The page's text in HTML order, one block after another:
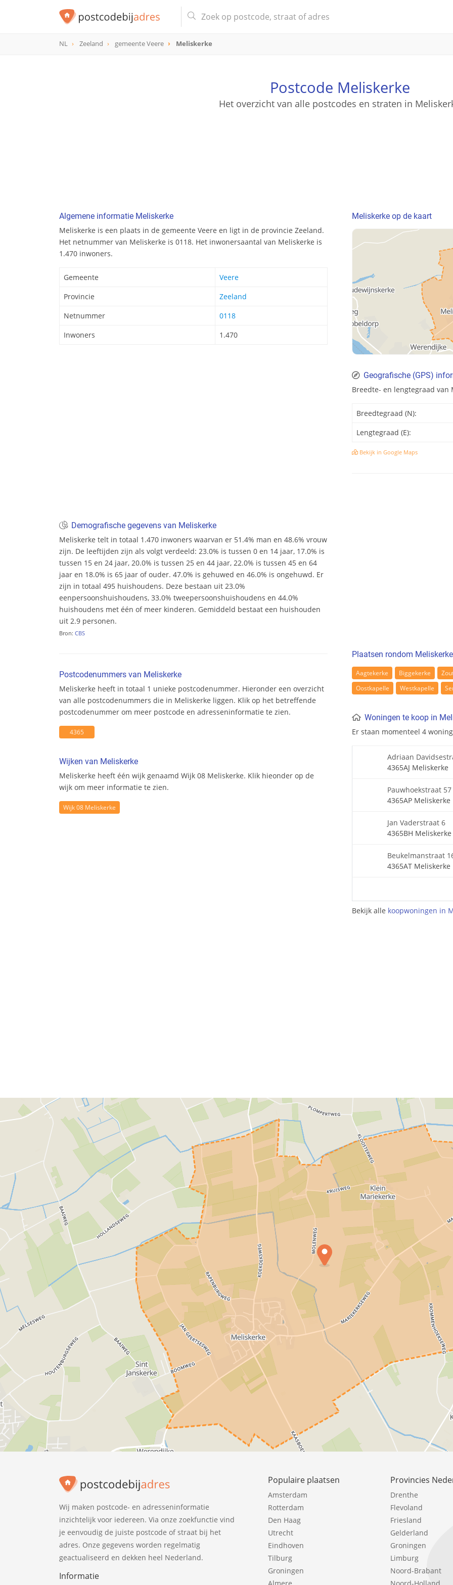
NL Zeeland gemeente Veere Meliskerke
Postcode Meliskerke
Het overzicht van alle postcodes en straten in
Algemene informatie Meliskerke
Meliskerke is een plaats in de gemeente Veere en ligt in de provincie Zeeland.
Het netnummer van Meliskerke is 0118. Het inwonersaantal van Meliskerke is
1.470 inwoners.
Gemeente
Veere
Provincie
Zeeland
Netnummer
0118
Inwoners
1.470
Demografische gegevens van Meliskerke
Meliskerke telt in totaal 1.470 inwoners waarvan er 51.4% man en 48.6% vrouw
zijn. De leeftijden zijn als volgt verdeeld: 23.0% is tussen 0 en 14 jaar, 17.0% is
tussen 15 en 24 jaar, 20.0% is tussen 25 en 44 jaar, 22.0% is tussen 45 en 64
jaar en 18.0% is 65 jaar of ouder. 47.0% is gehuwed en 46.0% is ongehuwd. Er
zijn in totaal 495 huishoudens. Deze bestaan uit 23.0%
eenpersoonshuishoudens, 33.0% tweepersoonshuishoudens en 44.0%
huishoudens met één of meer kinderen. Gemiddeld bestaat een huishouden
uit 2.9 personen.
Bron: CBS
Postcodenummers van Meliskerke
Meliskerke heeft in totaal 1 unieke postcodenummer. Hieronder een overzicht
van alle postcodenummers die in Meliskerke liggen. Klik op het betreffende
postcodenummer om meer postcode en adresseninformatie te zien.
4365
Wijken van Meliskerke
Meliskerke heeft één wijk genaamd Wijk 08 Meliskerke. Klik hieonder op de
wijk om meer informatie te zien.
Wijk 08 Meliskerke
Meliskerke op de kaart
Geografische (GPS)
Breedte- en lengtegraad van
Breedtegraad (N):
Lengtegraad (E):
Bekijk in Google Maps
Plaatsen rondom Meliskerke
Aagtekerke Biggekerke
Oostkapelle
Westkapelle
Woningen te koop in
Er staan momenteel 4
Adriaan
4365AJ Meliskerke
Pauwhoekstraat 57
4365AP Meliskerke
Jan Vaderstraat 6
4365BH Meliskerke
Beukelmanstraat
4365AT Meliskerke
Bekijk alle koopwoningen in
Wij maken postcode- en adresseninformatie
inzichtelijk voor iedereen. Via onze zoekfunctie vind
je eenvoudig de juiste postcode of straat bij het
adres. Onze gegevens worden regelmatig
geactualiseerd en dekken heel Nederland.
Informatie
Populaire plaatsen
Amsterdam
Rotterdam
Den Haag
Utrecht
Eindhoven
Tilburg
Groningen
Provincies
Drenthe
Flevoland
Friesland
Gelderland
Groningen
Limburg
Noord-Brabant